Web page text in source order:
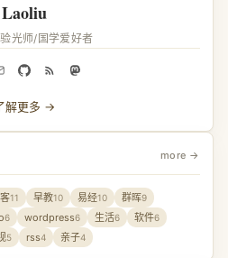
Laoliu
光师/国学爱好者
解更多 →
more →
11 早教10 易经10 群晖9
6 wordpress6 生活6 软件6
5 rss4 亲子4